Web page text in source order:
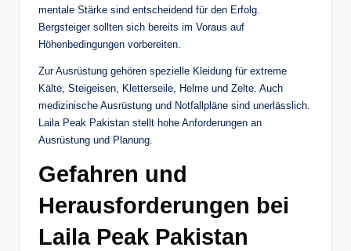
mentale Stärke sind entscheidend für den Erfolg.
Bergsteiger sollten sich bereits im Voraus auf
Höhenbedingungen vorbereiten.
Zur Ausrüstung gehören spezielle Kleidung für extreme
Kälte, Steigeisen, Kletterseile, Helme und Zelte. Auch
medizinische Ausrüstung und Notfallpläne sind unerlässlich.
Laila Peak Pakistan stellt hohe Anforderungen an
Ausrüstung und Planung.
Gefahren und
Herausforderungen bei
Laila Peak Pakistan